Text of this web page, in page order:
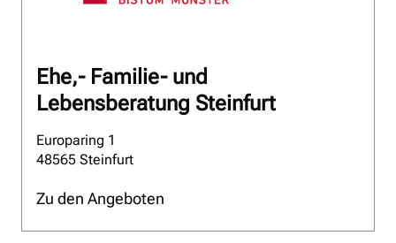
Ehe,- Familie- und
Lebensberatung Steinfurt
Europaring 1
48565 Steinfurt
Zu den Angeboten